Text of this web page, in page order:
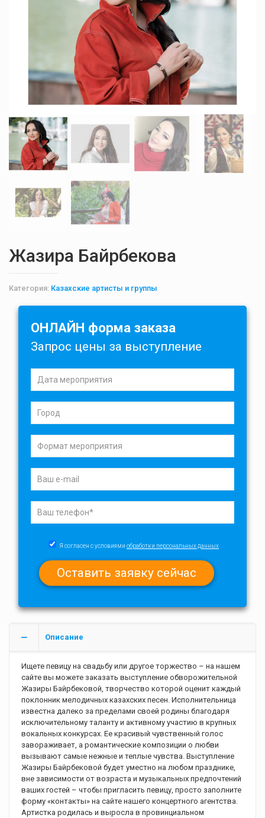
Жазира Байрбекова
Категория: Казахские артисты и группы
ОНЛАЙН форма заказа
Запрос цены за выступление
Я согласен с условиями обработки персональных данных
Описание
Ищете певицу на свадьбу или другое торжество – на нашем
сайте вы можете заказать выступление обворожительной
Жазиры Байрбековой, творчество которой оценит каждый
поклонник мелодичных казахских песен. Исполнительница
известна далеко за пределами своей родины благодаря
исключительному таланту и активному участию в крупных
вокальных конкурсах. Ее красивый чувственный голос
завораживает, а романтические композиции о любви
вызывают самые нежные и теплые чувства. Выступление
Жазиры Байрбековой будет уместно на любом празднике,
вне зависимости от возраста и музыкальных предпочтений
ваших гостей – чтобы пригласить певицу, просто заполните
форму «контакты» на сайте нашего концертного агентства.
Артистка родилась и выросла в провинциальном